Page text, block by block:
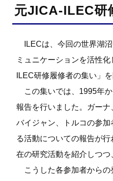
元JICA-ILEC研
ILECは、今回の世界湖沼
ミュニケーションを活性
ILEC研修履修者の集い」
この集いでは、1995年か
報告を行いました。ガー
バイジャン、トルコの参
る活動についての報告が
在の研究活動を紹介しつつ
こうした各参加者からの